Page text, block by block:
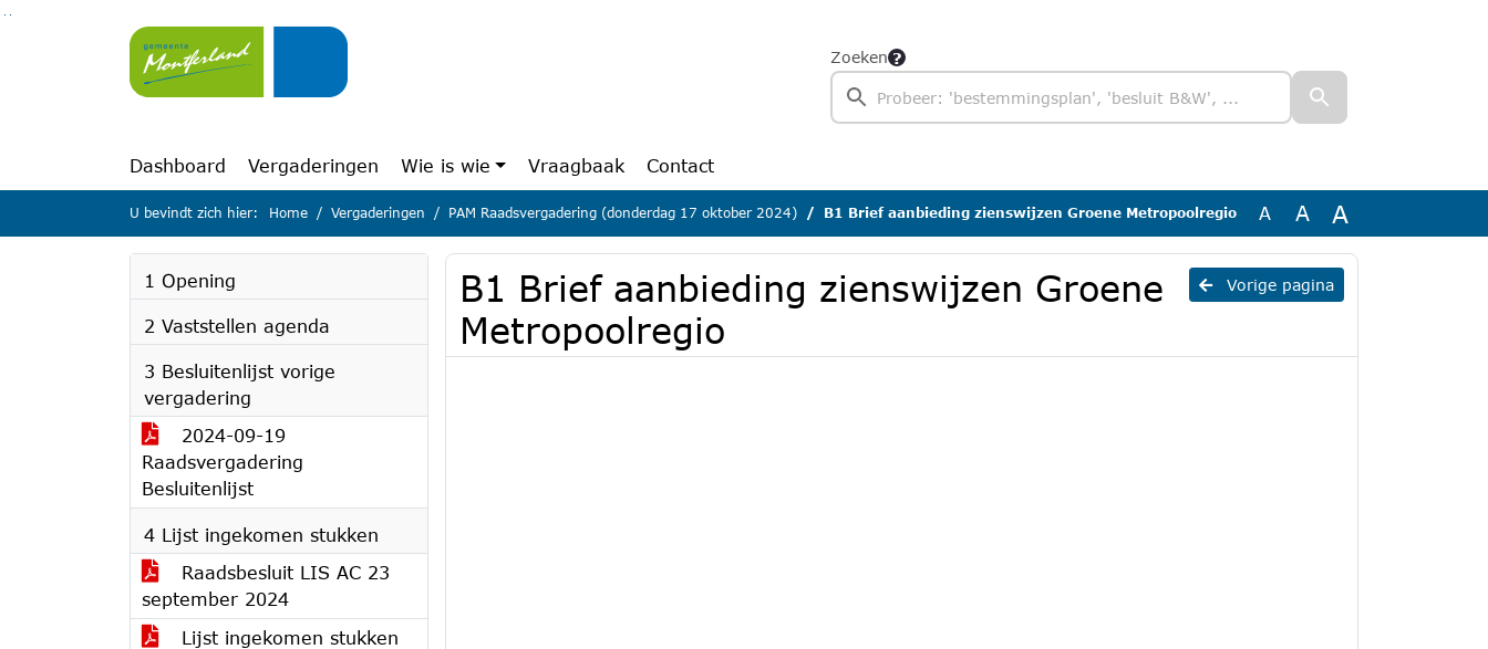
Ga naar de inhoud van deze pagina
Ga naar het zoeken
Ga naar het menu
Zoeken
Dashboard Vergaderingen Wie is wie Vraagbaak Contact
U bevindt zich hier: Home Vergaderingen PAM Raadsvergadering (donderdag 17 oktober 2024) B1 Brief aanbieding zienswijzen Groene Metropoolregio A A A
1 Opening
2 Vaststellen agenda
3 Besluitenlijst vorige
vergadering
2024-09-19
Raadsvergadering
Besluitenlijst
4 Lijst ingekomen stukken
Raadsbesluit LIS AC 23
september 2024
Lijst ingekomen stukken
Vorige pagina
B1 Brief aanbieding zienswijzen Groene
Metropoolregio